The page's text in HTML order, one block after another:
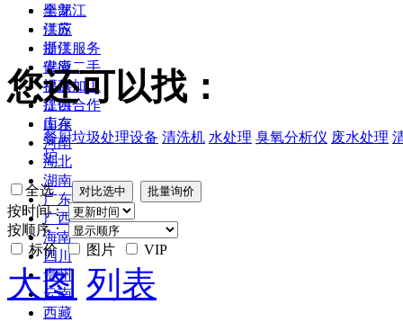
黑龙江
江苏
浙江
安徽
福建
江西
山东
河南
湖北
湖南
广东
广西
海南
四川
贵州
云南
西藏
全部
供应
提供服务
供应二手
提供加工
提供合作
库存
您还可以找：
餐厨垃圾处理设备 清洗机 水处理 臭氧分析仪 废水处理
炉
全选
按时间：
按顺序：
标价
图片 VIP
大图 列表